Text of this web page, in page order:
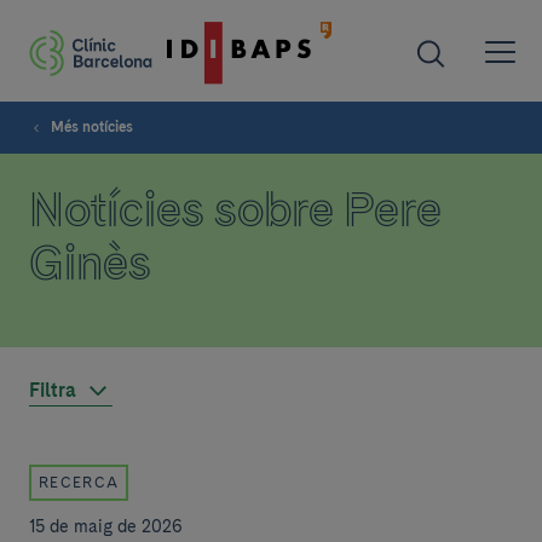
Més notícies
Notícies sobre Pere
Ginès
Filtra
RECERCA
15 de maig de 2026